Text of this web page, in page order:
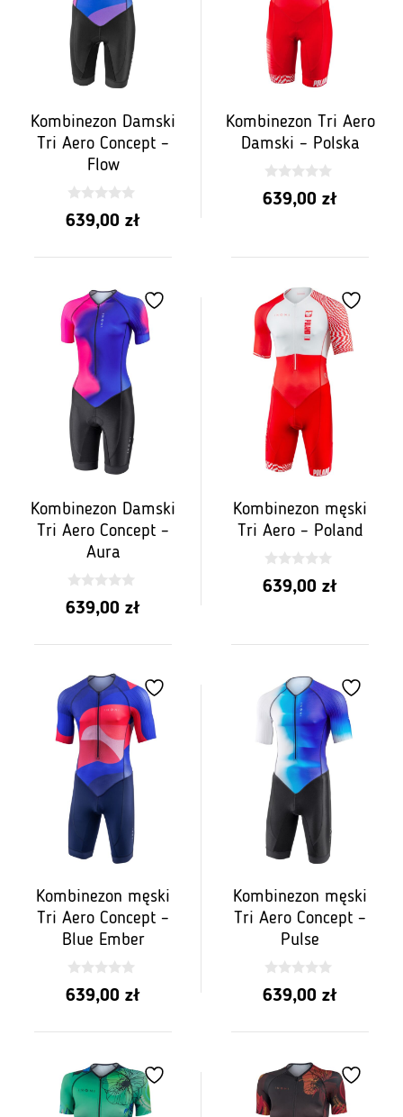
Kombinezon Damski
Tri Aero Concept –
Flow
0
z
639,00 zł
Kombinezon Tri Aero
Damski – Polska
0
z
639,00 zł
Kombinezon Damski
Tri Aero Concept –
Aura
0
z
639,00 zł
Kombinezon męski
Tri Aero – Poland
0
z
639,00 zł
Kombinezon męski
Tri Aero Concept –
Blue Ember
0
z
639,00 zł
Kombinezon męski
Tri Aero Concept –
Pulse
0
z
639,00 zł